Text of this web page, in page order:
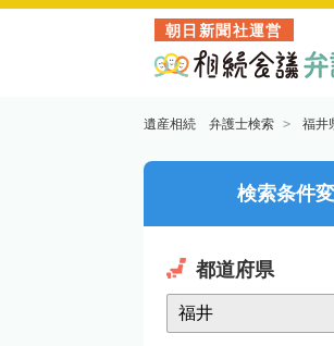
朝日新聞社運営
遺産相続 弁護士検索 福
検索条件
都道府県